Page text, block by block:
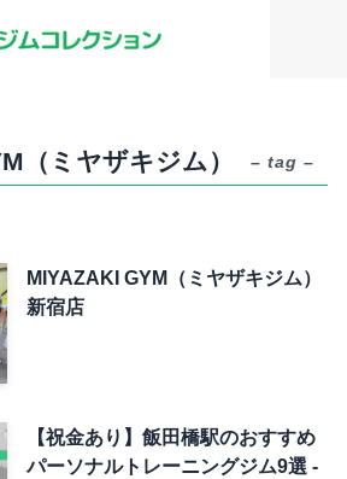
（ミヤザキジム） – tag –
MIYAZAKI GYM（ミヤザキジム）
新宿店
【祝金あり】飯田橋駅のおすすめ
パーソナルトレーニングジム9選 -